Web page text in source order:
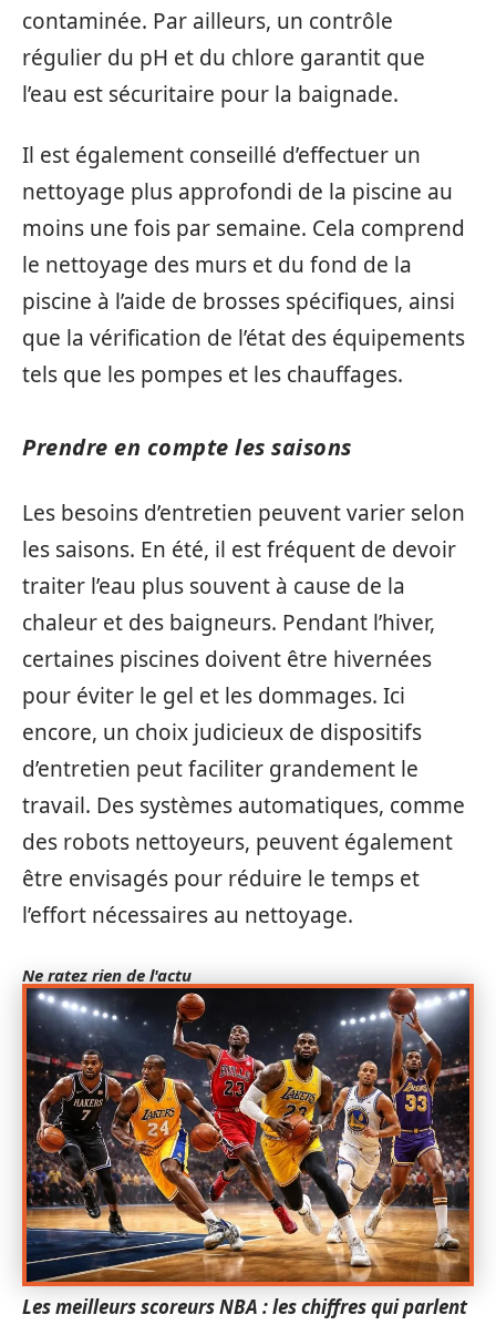
contaminée. Par ailleurs, un contrôle
régulier du pH et du chlore garantit que
l’eau est sécuritaire pour la baignade.
Il est également conseillé d’effectuer un
nettoyage plus approfondi de la piscine au
moins une fois par semaine. Cela comprend
le nettoyage des murs et du fond de la
piscine à l’aide de brosses spécifiques, ainsi
que la vérification de l’état des équipements
tels que les pompes et les chauffages.
Prendre en compte les saisons
Les besoins d’entretien peuvent varier selon
les saisons. En été, il est fréquent de devoir
traiter l’eau plus souvent à cause de la
chaleur et des baigneurs. Pendant l’hiver,
certaines piscines doivent être hivernées
pour éviter le gel et les dommages. Ici
encore, un choix judicieux de dispositifs
d’entretien peut faciliter grandement le
travail. Des systèmes automatiques, comme
des robots nettoyeurs, peuvent également
être envisagés pour réduire le temps et
l’effort nécessaires au nettoyage.
Ne ratez rien de l'actu
Les meilleurs scoreurs NBA : les chiffres qui parlent